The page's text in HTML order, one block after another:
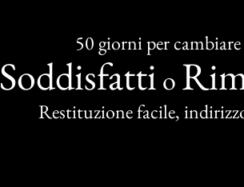
50 giorni per cambiare
Soddisfatti o
Restituzione facile,